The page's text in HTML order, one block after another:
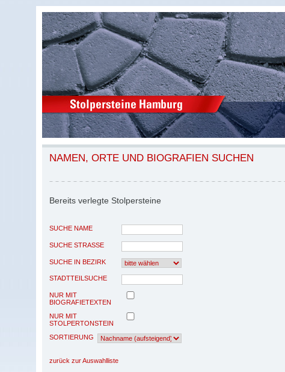
NAMEN, ORTE UND BIOGRAFIEN SUCHEN
Bereits verlegte Stolpersteine
SUCHE NAME
SUCHE STRASSE
SUCHE IN BEZIRK
STADTTEILSUCHE
NUR MIT
BIOGRAFIETEXTEN
NUR MIT
STOLPERTONSTEIN
SORTIERUNG
zurück zur Auswahlliste